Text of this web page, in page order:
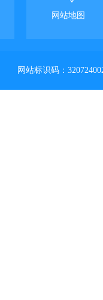
网站地图
网站标识码：